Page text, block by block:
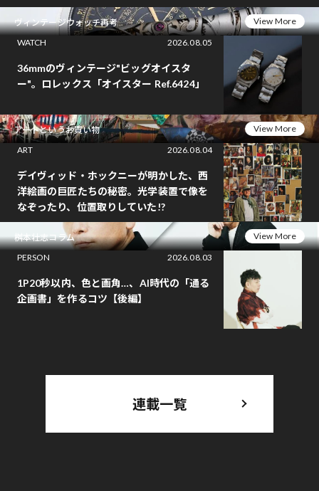
ヴィンテージウォッチ再考
View More
WATCH
2026.08.05
36mmのヴィンテージ"ビッグオイスタ
ー"。ロレックス「オイスター Ref.6424」
アートというお買い物
View More
ART
2026.08.04
デイヴィッド・ホックニーが明かした、西
洋絵画の巨匠たちの秘密。光学装置で像を
なぞったり、位置取りしていた!?
桝本壮志コラム
View More
PERSON
2026.08.03
1P20秒以内、色と画角…、AI時代の「通る
企画書」を作るコツ【後編】
連載一覧